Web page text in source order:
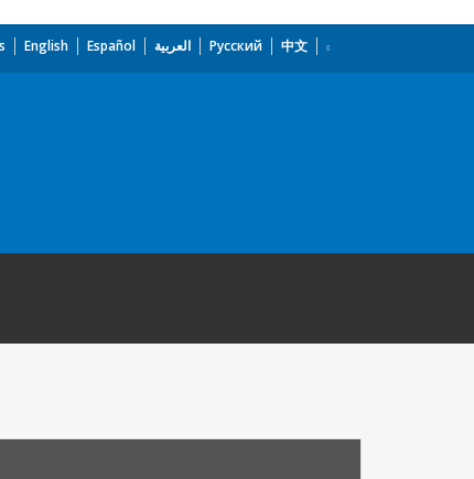
English Español العربية Русский 中文